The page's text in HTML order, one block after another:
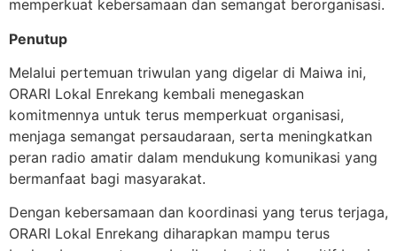
memperkuat kebersamaan dan semangat berorganisasi.
Penutup
Melalui pertemuan triwulan yang digelar di Maiwa ini,
ORARI Lokal Enrekang kembali menegaskan
komitmennya untuk terus memperkuat organisasi,
menjaga semangat persaudaraan, serta meningkatkan
peran radio amatir dalam mendukung komunikasi yang
bermanfaat bagi masyarakat.
Dengan kebersamaan dan koordinasi yang terus terjaga,
ORARI Lokal Enrekang diharapkan mampu terus